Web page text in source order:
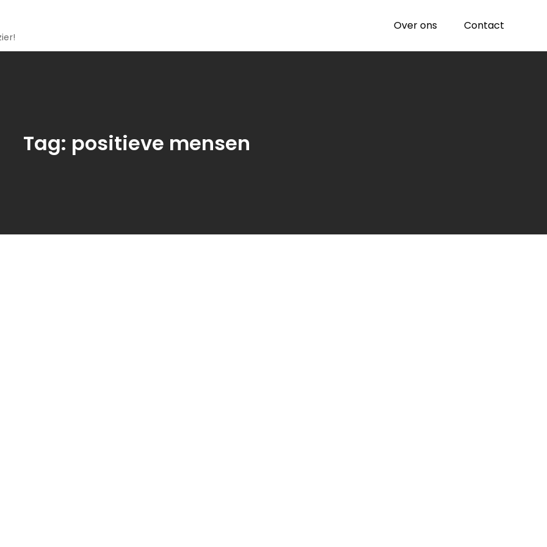
Over ons Contact
Tag: positieve mensen